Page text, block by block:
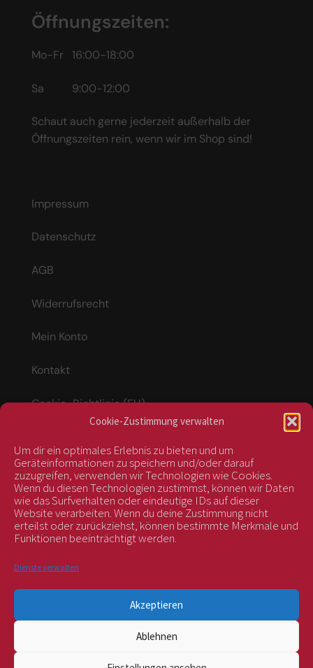
Cookie-Zustimmung verwalten
Um dir ein optimales Erlebnis zu bieten und um
Geräteinformationen zu speichern und/oder darauf
zuzugreifen, verwenden wir Technologien wie Cookies.
Wenn du diesen Technologien zustimmst, können wir Daten
wie das Surfverhalten oder eindeutige IDs auf dieser
Website verarbeiten. Wenn du deine Zustimmung nicht
erteilst oder zurückziehst, können bestimmte Merkmale und
Funktionen beeinträchtigt werden.
Dienste verwalten
Akzeptieren
Ablehnen
Öffnungszeiten:
Mo-Fr 16:00-18:00
Sa 9:00-12:00
Schaut auch gerne jederzeit außerhalb der
Öffnungszeiten rein, wenn wir im Shop sind!
Impressum
Datenschutz
AGB
Widerrufsrecht
Mein Konto
Kontakt
Cookie-Richtlinie (EU)
Vertrag widerrufen
kontrolliert durch:
BIOS Nr. AT-BIO-401